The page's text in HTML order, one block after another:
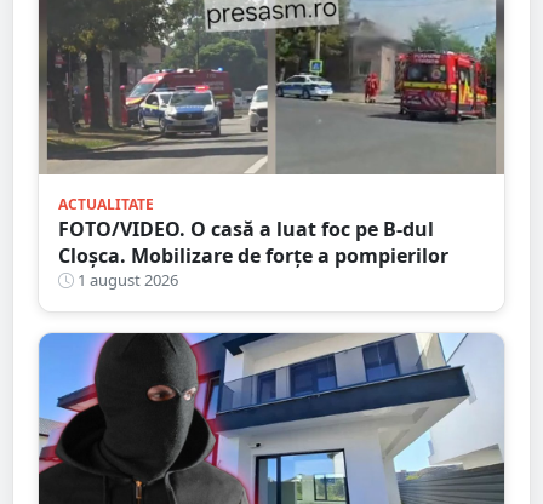
ACTUALITATE
FOTO/VIDEO. O casă a luat foc pe B-dul
Cloșca. Mobilizare de forțe a pompierilor
1 august 2026